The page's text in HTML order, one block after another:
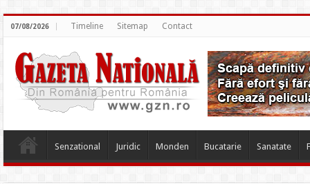
07/08/2026 Timeline Sitemap Contact
Senzational Juridic Monden Bucatarie Sanatate